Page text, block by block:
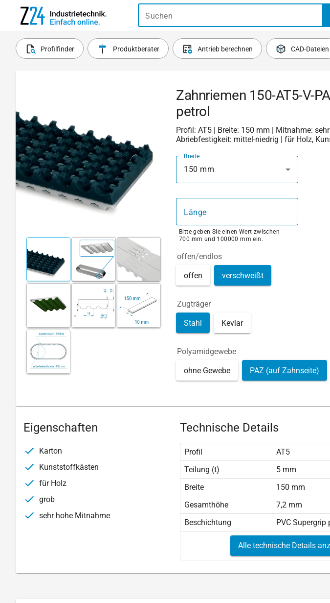
Suchen
Profilfinder Produktberater Antrieb berechnen CAD-Dateien
Zahnriemen 150-AT5-V-
petrol
Profil: AT5 | Breite: 150 mm | Mitnahme:
Abriebfestigkeit: mittel-niedrig | für Holz,
Breite
150 mm
Länge
Bitte geben Sie einen Wert zwischen
700 mm und 100000 mm ein.
offen/endlos
offen verschweißt
Zugträger
Stahl Kevlar
Polyamidgewebe
ohne Gewebe PAZ (auf Zahnseite)
Eigenschaften
Karton
Kunststoffkästen
für Holz
grob
sehr hohe Mitnahme
Technische Details
Profil
AT5
Teilung (t)
5 mm
Breite
150 mm
Gesamthöhe
7,2 mm
Beschichtung
PVC Supergrip
Alle technische Details